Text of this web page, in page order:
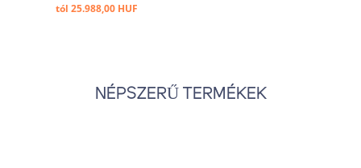
tól 25.988,00 HUF
NÉPSZERŰ TERMÉKEK